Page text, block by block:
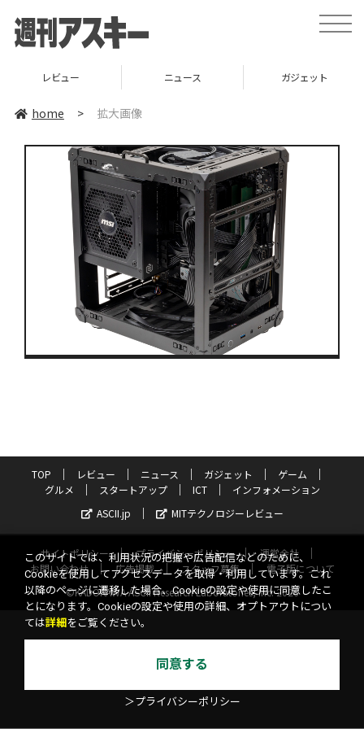
toggle
レビュー ニュース ガジェット
home > 拡大画像
TOP レビュー ニュース ガジェット
ゲーム
グルメ
スタートアップ ICT
インフォメーション
ASCII.jp
MITテクノロジーレビュー
サイトポリシー プライバシーポリシー
運営会社
お問い合わせ
広告掲載 スタッフ募集
電子版について
©KADOKAWA ASCII Research Laboratories, Inc. 2026
このサイトでは、利用状況の把握や広告配信などのために、
Cookieを使用してアクセスデータを取得・利用しています。これ
以降のページに遷移した場合、Cookieの設定や使用に同意したこ
とになります。Cookieの設定や使用の詳細、オプトアウトについ
ては詳細 をご覧ください。
同意する
＞プライバシーポリシー